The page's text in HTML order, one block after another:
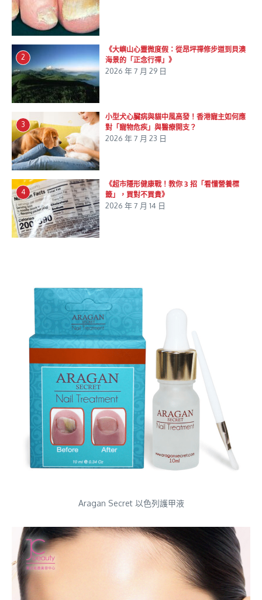
2
《大嶼山心靈微度假：從昂坪禪修步道到貝澳
海景的「正念行禪」》
2026 年 7 月 29 日
3
小型犬心臟病與貓中風高發！香港寵主如何應
對「寵物危疾」與醫療開支？
2026 年 7 月 23 日
4
《超市隱形健康戰！教你 3 招「看懂營養標
籤」，買對不買貴》
2026 年 7 月 14 日
Aragan Secret 以色列護甲液